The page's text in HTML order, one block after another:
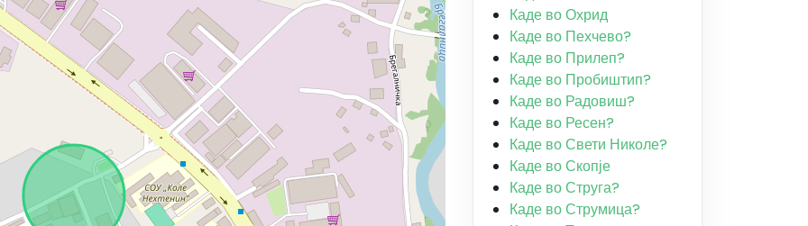
Каде во Охрид
Каде во Пехчево?
Каде во Прилеп?
Каде во Пробиштип?
Каде во Радовиш?
Каде во Ресен?
Каде во Свети Николе?
Каде во Скопје
Каде во Струга?
Каде во Струмица?